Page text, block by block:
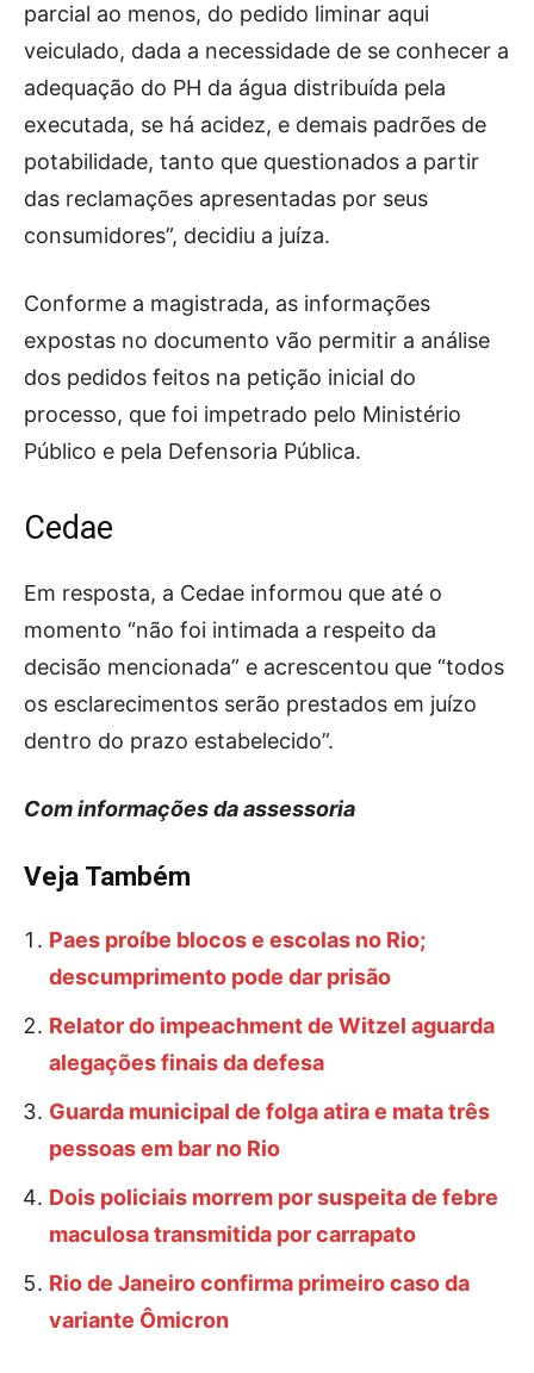
parcial ao menos, do pedido liminar aqui
veiculado, dada a necessidade de se conhecer a
adequação do PH da água distribuída pela
executada, se há acidez, e demais padrões de
potabilidade, tanto que questionados a partir
das reclamações apresentadas por seus
consumidores”, decidiu a juíza.
Conforme a magistrada, as informações
expostas no documento vão permitir a análise
dos pedidos feitos na petição inicial do
processo, que foi impetrado pelo Ministério
Público e pela Defensoria Pública.
Cedae
Em resposta, a Cedae informou que até o
momento “não foi intimada a respeito da
decisão mencionada” e acrescentou que “todos
os esclarecimentos serão prestados em juízo
dentro do prazo estabelecido”.
Com informações da assessoria
Veja Também
Paes proíbe blocos e escolas no Rio;
descumprimento pode dar prisão
Relator do impeachment de Witzel aguarda
alegações finais da defesa
Guarda municipal de folga atira e mata três
pessoas em bar no Rio
Dois policiais morrem por suspeita de febre
maculosa transmitida por carrapato
Rio de Janeiro confirma primeiro caso da
variante Ômicron